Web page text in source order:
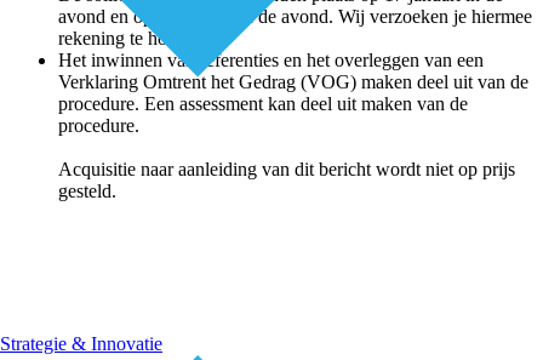
Strategie & Innovatie
avond en op 24 januari in de avond. Wij verzoeken je hiermee
rekening te houden.
Het inwinnen van referenties en het overleggen van een
Verklaring Omtrent het Gedrag (VOG) maken deel uit van de
procedure. Een assessment kan deel uit maken van de
procedure.
Acquisitie naar aanleiding van dit bericht wordt niet op prijs
gesteld.